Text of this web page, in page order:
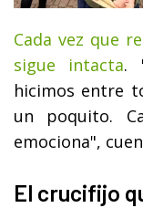
Cada vez que
sigue intacta.
hicimos entre
un poquito.
emociona",
El crucifijo